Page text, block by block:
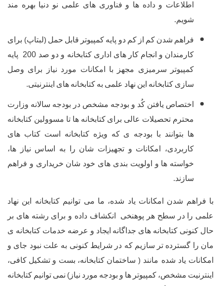
داده ها و فناوری های علمی نو دنیا بهره مند
شدن کم ازکمدوپایه کمپیوترقابل حمل(لبتاپ ) برای
انجام کار های اداری کتابخانه و دو صد200 پایه
سرمیزی مجهز با امکانات مورد نیاز برای وصل
کتابخانهاین نهاد علمی به کتابخانههای اینترنیتی .
یافتن کُد و بودجه مشخص در بودجه سالانه
وزارت
تحصیلات عالی برای کتابخانه ها تا مسوولین کتابخانه
بودجه ی که ویژه کتابخانه است کتاب
های
امکانات و تجهیزات شان را به اساس نیاز
ها،
اولویت بندی های خود شان خریداری و فراهم
امکانات یاد شده، ما می توانیم کتابخانه این نهاد
سطح هر پوهنخی انکشاف داده و برای رشته های
بر
کتابخانه های جداگانه ایجاد و عرضه خدمات کتابخانه ی
تر سازیم که در شرایط کنونی به علت نبود جای و
شده مانند( ساختمان کتابخانه، بست و تشکیل کافی،
کمپیوترها و بودجهمورد نیاز) نمیتوانیم کتابخانه